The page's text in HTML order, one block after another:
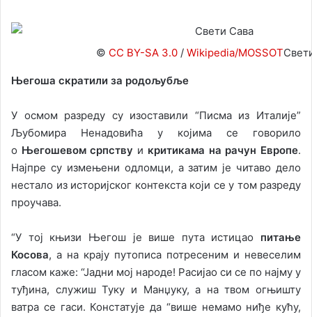
© CC BY-SA 3.0/ Wikipedia/MOSSOT
Његоша скратили за родољубље
У осмом разреду су изоставили “Писма из Италије”
Љубомира Ненадовића у којима се говорило
о Његошевом српству и критикама на рачун Европе.
Најпре су измењени одломци, а затим је читаво дело
нестало из историјског контекста који се у том разреду
проучава.
“У тој књизи Његош је више пута истицао питање
Косова, а на крају путописа потресеним и невеселим
гласом каже: “Јадни мој народе! Расијао си се по најму у
туђина, служиш Туку и Манџуку, а на твом огњишту
ватра се гаси. Констатује да “више немамо ниђе кућу,